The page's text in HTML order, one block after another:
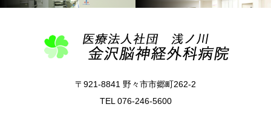
〒921-8841 野々市市郷町262-2
TEL 076-246-5600